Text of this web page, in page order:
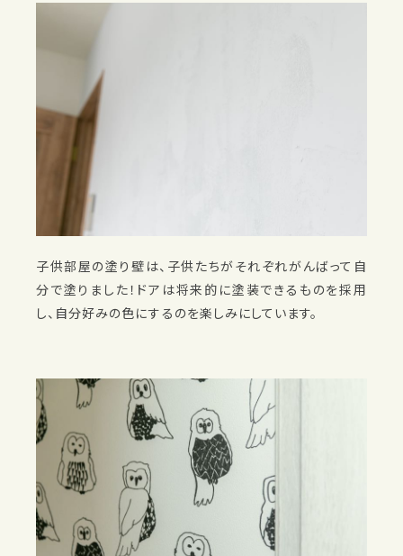
子供部屋の塗り壁は、子供たちがそれぞれがんばって自
分で塗りました！ドアは将来的に塗装できるものを採用
し、自分好みの色にするのを楽しみにしています。